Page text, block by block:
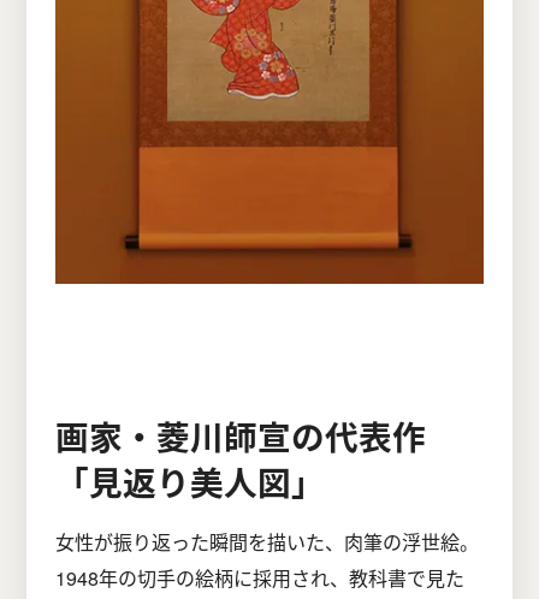
画家・菱川師宣の代表作
「見返り美人図」
女性が振り返った瞬間を描いた、肉筆の浮世絵。
1948年の切手の絵柄に採用され、教科書で見た